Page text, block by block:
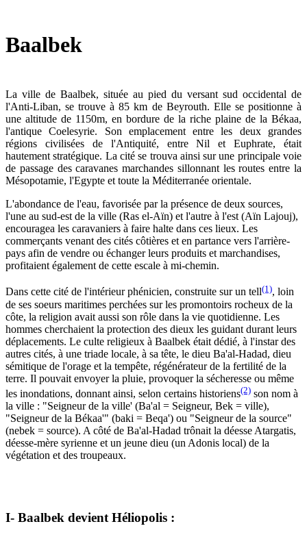
Baalbek
La ville de Baalbek, située au pied du versant sud occidental de
l'Anti-Liban, se trouve à 85 km de Beyrouth. Elle se positionne à
une altitude de 1150m, en bordure de la riche plaine de la Békaa,
l'antique Coelesyrie. Son emplacement entre les deux grandes
régions civilisées de l'Antiquité, entre Nil et Euphrate, était
hautement stratégique. La cité se trouva ainsi sur une principale voie
de passage des caravanes marchandes sillonnant les routes entre la
Mésopotamie, l'Egypte et toute la Méditerranée orientale.
L'abondance de l'eau, favorisée par la présence de deux sources,
l'une au sud-est de la ville (Ras el-Aïn) et l'autre à l'est (Aïn Lajouj),
encouragea les caravaniers à faire halte dans ces lieux. Les
commerçants venant des cités côtières et en partance vers l'arrière-
pays afin de vendre ou échanger leurs produits et marchandises,
profitaient également de cette escale à mi-chemin.
Dans cette cité de l'intérieur phénicien, construite sur un tell(1), loin
de ses soeurs maritimes perchées sur les promontoirs rocheux de la
côte, la religion avait aussi son rôle dans la vie quotidienne. Les
hommes cherchaient la protection des dieux les guidant durant leurs
déplacements. Le culte religieux à Baalbek était dédié, à l'instar des
autres cités, à une triade locale, à sa tête, le dieu Ba'al-Hadad, dieu
sémitique de l'orage et la tempête, régénérateur de la fertilité de la
terre. Il pouvait envoyer la pluie, provoquer la sécheresse ou même
les inondations, donnant ainsi, selon certains historiens(2) son nom à
la ville : "Seigneur de la ville' (Ba'al = Seigneur, Bek = ville),
"Seigneur de la Békaa'" (baki = Beqa') ou "Seigneur de la source"
(nebek = source). A côté de Ba'al-Hadad trônait la déesse Atargatis,
déesse-mère syrienne et un jeune dieu (un Adonis local) de la
végétation et des troupeaux.
I- Baalbek devient Héliopolis :